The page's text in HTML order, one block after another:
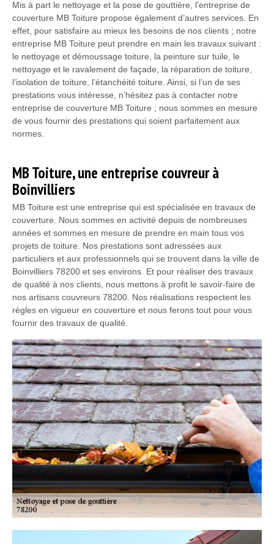
Mis à part le nettoyage et la pose de gouttière, l’entreprise de
couverture MB Toiture propose également d’autres services. En
effet, pour satisfaire au mieux les besoins de nos clients ; notre
entreprise MB Toiture peut prendre en main les travaux suivant :
le nettoyage et démoussage toiture, la peinture sur tuile, le
nettoyage et le ravalement de façade, la réparation de toiture,
l’isolation de toiture, l’étanchéité toiture. Ainsi, si l’un de ses
prestations vous intéresse, n’hésitez pas à contacter notre
entreprise de couverture MB Toiture ; nous sommes en mesure
de vous fournir des prestations qui soient parfaitement aux
normes.
MB Toiture, une entreprise couvreur à
Boinvilliers
MB Toiture est une entreprise qui est spécialisée en travaux de
couverture. Nous sommes en activité depuis de nombreuses
années et sommes en mesure de prendre en main tous vos
projets de toiture. Nos prestations sont adressées aux
particuliers et aux professionnels qui se trouvent dans la ville de
Boinvilliers 78200 et ses environs. Et pour réaliser des travaux
de qualité à nos clients, nous mettons à profit le savoir-faire de
nos artisans couvreurs 78200. Nos réalisations respectent les
règles en vigueur en couverture et nous ferons tout pour vous
fournir des travaux de qualité.